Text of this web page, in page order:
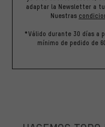
adaptar la Newsletter a
Nuestras
*Válido durante 30 días a
mínimo de pedido de